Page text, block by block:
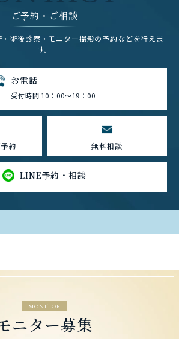
ご予約・ご相談
術後診察・モニター撮影の予約などを行えま
す。
お電話
受付時間 10：00～19：00
約 無料相談
LINE予約・相談
MONITOR
ニター募集